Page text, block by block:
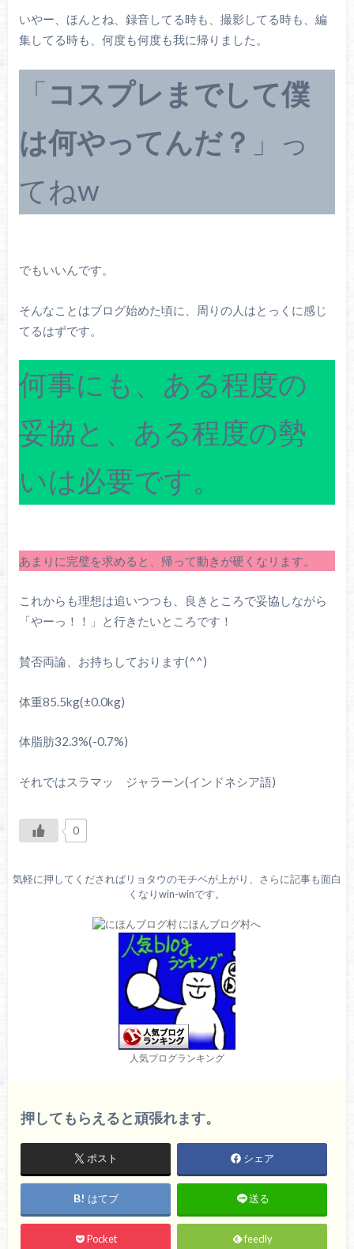
いやー、ほんとね、録音してる時も、撮影してる時も、編
集してる時も、何度も何度も我に帰りました。
「コスプレまでして僕
は何やってんだ？ 」っ
てねw
でもいいんです。
そんなことはブログ始めた頃に、周りの人はとっくに感じ
てるはずです。
何事にも、ある程度の
妥協と、ある程度の勢
いは必要です。
あまりに完璧を求めると、帰って動きが硬くなリます。
これからも理想は追いつつも、良きところで妥協しながら
「やーっ！！」と行きたいところです！
賛否両論、お持ちしております(^^)
体重85.5kg(±0.0kg)
体脂肪32.3%(-0.7%)
それではスラマッ ジャラーン(インドネシア語)
0
気軽に押してくださればリョタウのモチベが上がり、さらに記事も面白
くなりwin-winです。
人気ブログランキング
押してもらえると頑張れます。
ポスト シェア
はてブ 送る
Pocket feedly